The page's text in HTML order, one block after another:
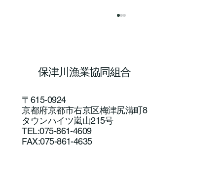
８月４日 川の状況
保津川漁業協同組合
〒615-0924
京都府京都市右京区梅津尻溝町8
タウンハイツ嵐山215号
TEL:075-861-4609
FAX:075-861-4635